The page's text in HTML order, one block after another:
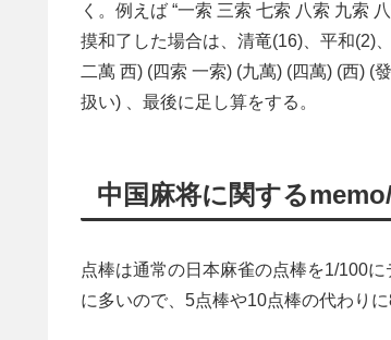
く。例えば “一索 三索 七索 八索 九索
摸和了した場合は、清竜(16)、平和(2)
二萬 西) (四索 一索) (九萬) (四萬) (西) (
扱い) 、最後に足し算をする。
中国麻将に関する
点棒は通常の日本麻雀の点棒を1/100
に多いので、5点棒や10点棒の代わり